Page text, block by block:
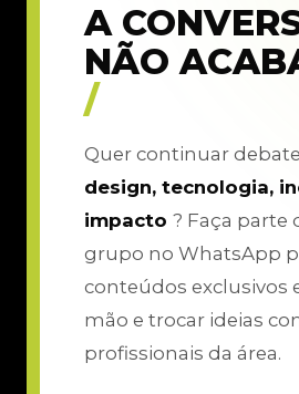
A
NÃO
/
Quer continuar
design, tecnologia,
impacto ? Faça parte
grupo no WhatsApp
conteúdos exclusivos
mão e trocar ideias
profissionais da área.